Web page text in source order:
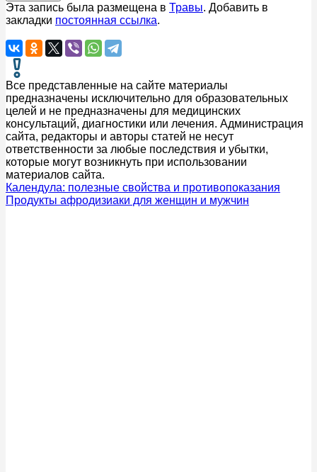
Эта запись была размещена в Травы. Добавить в
закладки постоянная ссылка.
Все представленные на сайте материалы
предназначены исключительно для образовательных
целей и не предназначены для медицинских
консультаций, диагностики или лечения. Администрация
сайта, редакторы и авторы статей не несут
ответственности за любые последствия и убытки,
которые могут возникнуть при использовании
материалов сайта.
Календула: полезные свойства и противопоказания
Продукты афродизиаки для женщин и мужчин